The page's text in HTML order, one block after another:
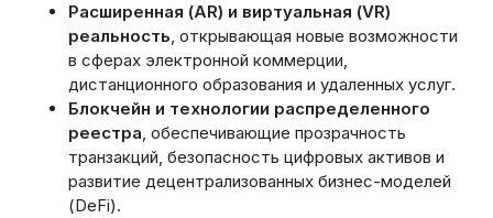
Расширенная (AR) и виртуальная (VR)
реальность, открывающая новые возможности
в сферах электронной коммерции,
дистанционного образования и удаленных услуг.
Блокчейн и технологии распределенного
реестра, обеспечивающие прозрачность
транзакций, безопасность цифровых активов и
развитие децентрализованных бизнес-моделей
(DeFi).